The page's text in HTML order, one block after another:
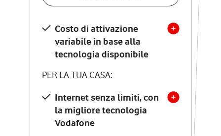
Costo di attivazione
variabile in base alla
tecnologia disponibile
PER LA TUA CASA:
Internet senza limiti, con
la migliore tecnologia
Vodafone
Costo di attivazione
variabile in base alla
tecnologia disponibile
PER LA TUA CASA:
Internet senza limiti, con
la migliore tecnologia
Vodafone
Modem Seven con Wi-Fi 7